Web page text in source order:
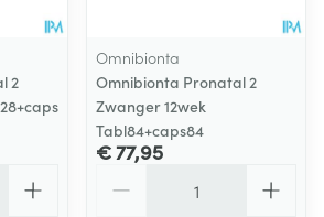
2
Omnibionta
Omnibionta Pronatal 2
Zwanger 12wek
Tabl84+caps84
€ 77,95